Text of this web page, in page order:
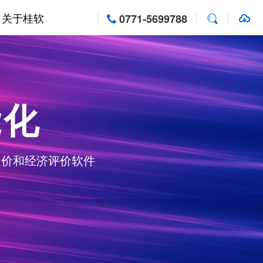
0771-5699788
关于桂软
和经济评价软件